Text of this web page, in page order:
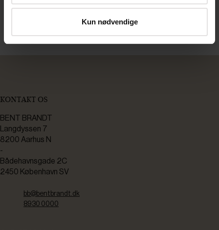
Kun nødvendige
KONTAKT OS
BENT BRANDT
Langdyssen 7
8200 Aarhus N
-
Bådehavnsgade 2C
2450 København SV
bb@bentbrandt.dk
8930 0000